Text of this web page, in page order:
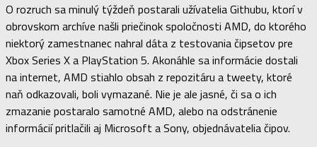
O rozruch sa minulý týždeň postarali užívatelia Githubu, ktorí v
obrovskom archíve našli priečinok spoločnosti AMD, do ktorého
niektorý zamestnanec nahral dáta z testovania čipsetov pre
Xbox Series X a PlayStation 5. Akonáhle sa informácie dostali
na internet, AMD stiahlo obsah z repozitáru a tweety, ktoré
naň odkazovali, boli vymazané. Nie je ale jasné, či sa o ich
zmazanie postaralo samotné AMD, alebo na odstránenie
informácií pritlačili aj Microsoft a Sony, objednávatelia čipov.